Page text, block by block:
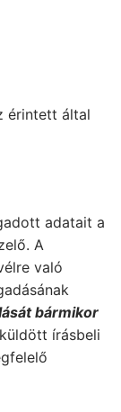
érintett által
adatait a
A
való
bármikor
írásbeli